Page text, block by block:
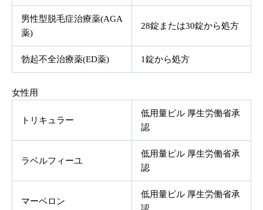
男性型脱毛症治療薬(AGA
薬)
28錠または30錠から処方
勃起不全治療薬(ED薬) 1錠から処方
女性用
トリキュラー
低用量ピル 厚生労働省承
認
ラベルフィーユ
低用量ピル 厚生労働省承
認
マーベロン
低用量ピル 厚生労働省承
認